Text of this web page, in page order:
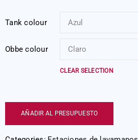
Tank colour
Obbe colour
CLEAR SELECTION
AÑADIR AL PRESUPUESTO